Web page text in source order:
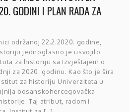
GODINI I PLAN RADA ZA
održanoj 22.2.2020. godine,
jednoglasno je usvojilo
za historiju sa Izvještajem o
za 2020. godinu. Kao što je šira
za historiju Univerziteta u
bosanskohercegovačka
Taj atribut, radom i